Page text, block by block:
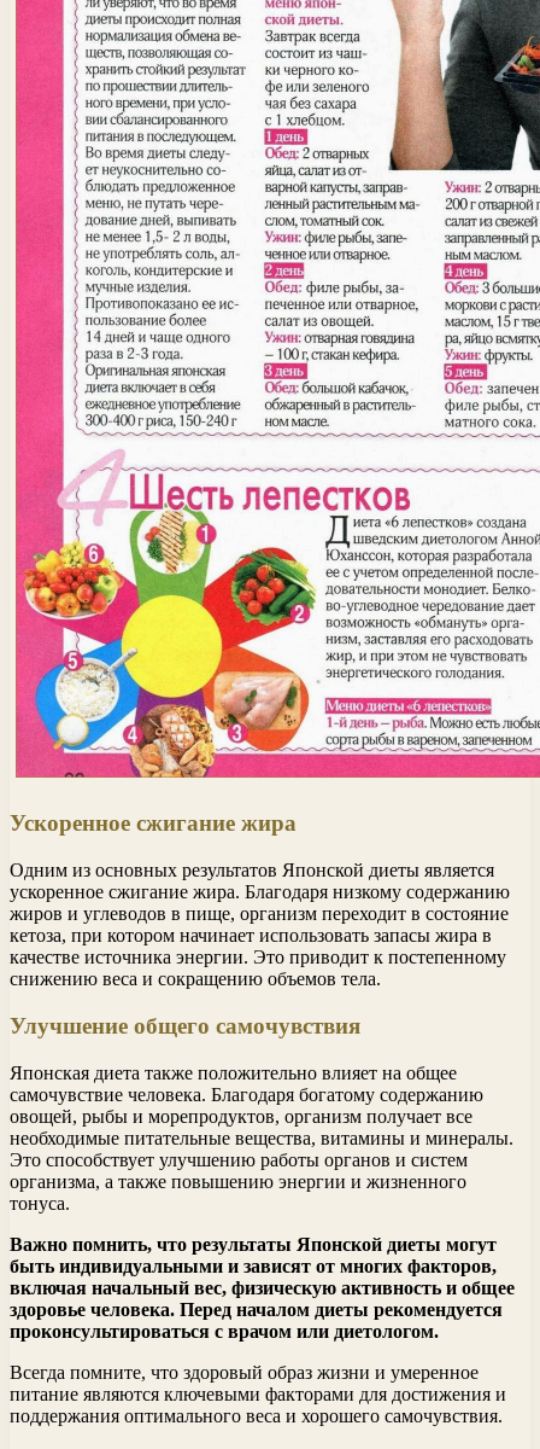
Ускоренное сжигание жира
Одним из основных результатов Японской диеты является
ускоренное сжигание жира. Благодаря низкому содержанию
жиров и углеводов в пище, организм переходит в состояние
кетоза, при котором начинает использовать запасы жира в
качестве источника энергии. Это приводит к постепенному
снижению веса и сокращению объемов тела.
Улучшение общего самочувствия
Японская диета также положительно влияет на общее
самочувствие человека. Благодаря богатому содержанию
овощей, рыбы и морепродуктов, организм получает все
необходимые питательные вещества, витамины и минералы.
Это способствует улучшению работы органов и систем
организма, а также повышению энергии и жизненного
тонуса.
Важно помнить, что результаты Японской диеты могут
быть индивидуальными и зависят от многих факторов,
включая начальный вес, физическую активность и общее
здоровье человека. Перед началом диеты рекомендуется
проконсультироваться с врачом или диетологом.
Всегда помните, что здоровый образ жизни и умеренное
питание являются ключевыми факторами для достижения и
поддержания оптимального веса и хорошего самочувствия.